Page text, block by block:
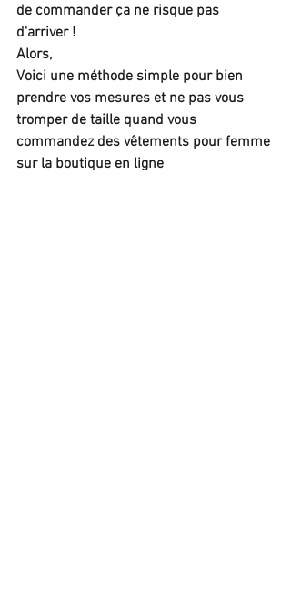
de commander ça ne risque pas
d'arriver !
Alors,
Voici une méthode simple pour bien
prendre vos mesures et ne pas vous
tromper de taille quand vous
commandez des vêtements pour femme
sur la boutique en ligne